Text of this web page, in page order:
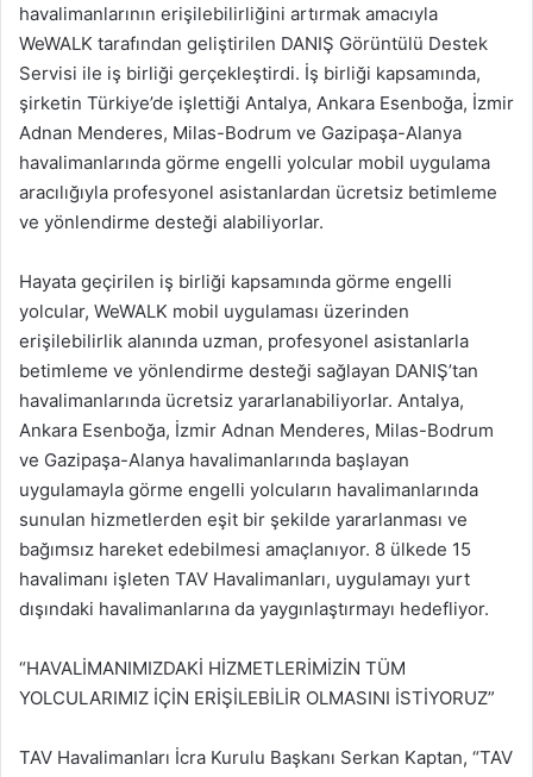
havalimanlarının erişilebilirliğini artırmak amacıyla
WeWALK tarafından geliştirilen DANIŞ Görüntülü Destek
Servisi ile iş birliği gerçekleştirdi. İş birliği kapsamında,
şirketin Türkiye’de işlettiği Antalya, Ankara Esenboğa, İzmir
Adnan Menderes, Milas-Bodrum ve Gazipaşa-Alanya
havalimanlarında görme engelli yolcular mobil uygulama
aracılığıyla profesyonel asistanlardan ücretsiz betimleme
ve yönlendirme desteği alabiliyorlar.
Hayata geçirilen iş birliği kapsamında görme engelli
yolcular, WeWALK mobil uygulaması üzerinden
erişilebilirlik alanında uzman, profesyonel asistanlarla
betimleme ve yönlendirme desteği sağlayan DANIŞ’tan
havalimanlarında ücretsiz yararlanabiliyorlar. Antalya,
Ankara Esenboğa, İzmir Adnan Menderes, Milas-Bodrum
ve Gazipaşa-Alanya havalimanlarında başlayan
uygulamayla görme engelli yolcuların havalimanlarında
sunulan hizmetlerden eşit bir şekilde yararlanması ve
bağımsız hareket edebilmesi amaçlanıyor. 8 ülkede 15
havalimanı işleten TAV Havalimanları, uygulamayı yurt
dışındaki havalimanlarına da yaygınlaştırmayı hedefliyor.
“HAVALİMANIMIZDAKİ HİZMETLERİMİZİN TÜM
YOLCULARIMIZ İÇİN ERİŞİLEBİLİR OLMASINI İSTİYORUZ”
TAV Havalimanları İcra Kurulu Başkanı Serkan Kaptan, “TAV